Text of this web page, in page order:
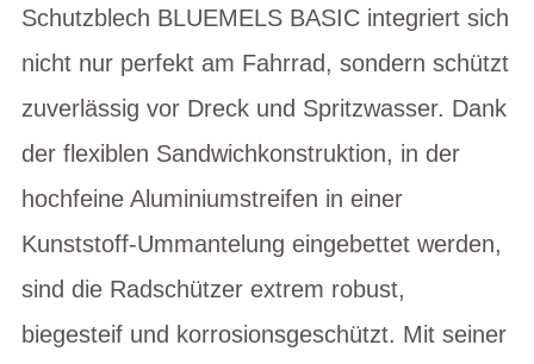
Schutzblech BLUEMELS BASIC integriert sich
nicht nur perfekt am Fahrrad, sondern schützt
zuverlässig vor Dreck und Spritzwasser. Dank
der flexiblen Sandwichkonstruktion, in der
hochfeine Aluminiumstreifen in einer
Kunststoff-Ummantelung eingebettet werden,
sind die Radschützer extrem robust,
biegesteif und korrosionsgeschützt. Mit seiner